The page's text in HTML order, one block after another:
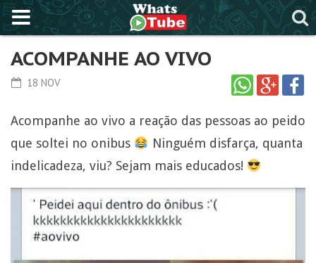
ACOMPANHE AO VIVO
18 NOV
Acompanhe ao vivo a reação das pessoas ao peido
que soltei no onibus
Ninguém disfarça, quanta
indelicadeza, viu? Sejam mais educados!